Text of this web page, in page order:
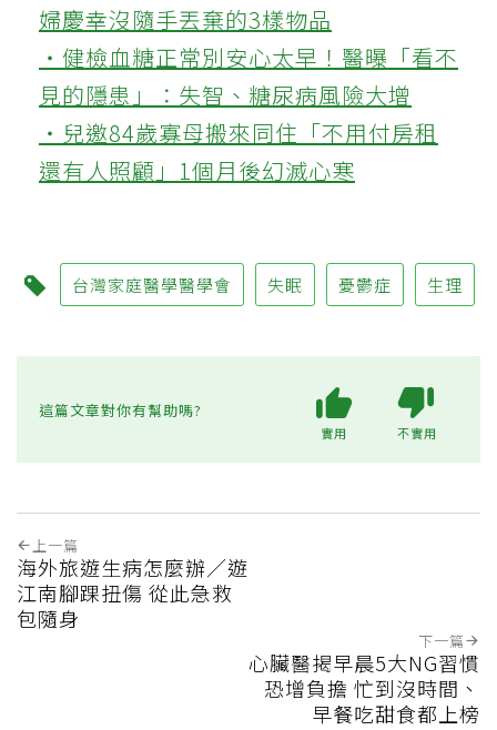
婦慶幸沒隨手丟棄的3樣物品
‧健檢血糖正常別安心太早！醫曝「看不
見的隱患」：失智、糖尿病風險大增
‧兒邀84歲寡母搬來同住「不用付房租
還有人照顧」1個月後幻滅心寒
台灣家庭醫學醫學會 失眠 憂鬱症 生理
這篇文章對你有幫助嗎?
實用 不實用
上一篇
海外旅遊生病怎麼辦／遊
江南腳踝扭傷 從此急救
包隨身
下一篇
心臟醫揭早晨5大NG習慣
恐增負擔 忙到沒時間、
早餐吃甜食都上榜